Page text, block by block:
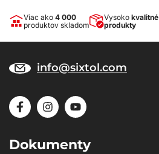
Viac ako 4 000
produktov skladom
Vysoko kvalitné
produkty
info@sixtol.com
Dokumenty